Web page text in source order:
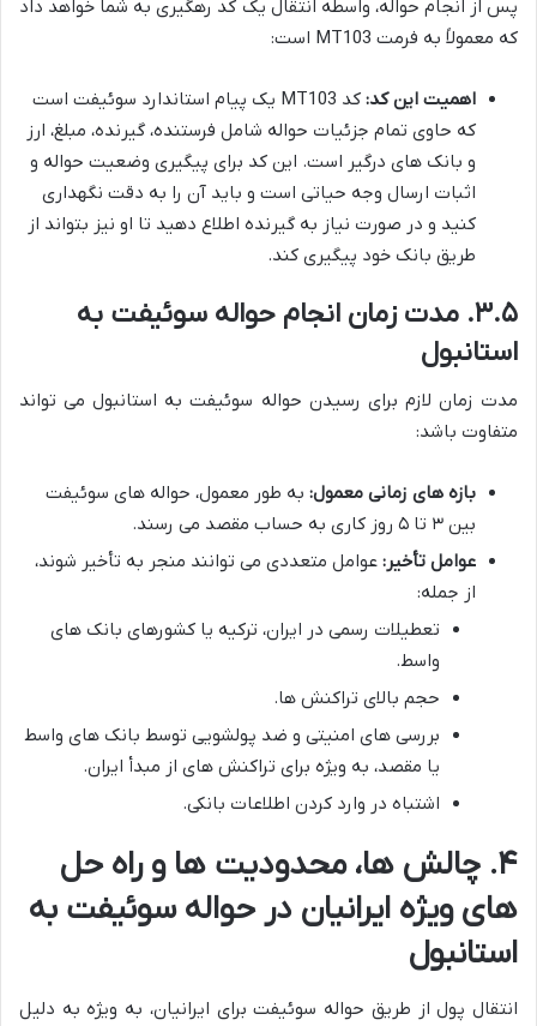
پس از انجام حواله، واسطه انتقال یک کد رهگیری به شما خواهد داد
که معمولاً به فرمت MT103 است:
اهمیت این کد:
کد MT103 یک پیام استاندارد سوئیفت است
که حاوی تمام جزئیات حواله شامل فرستنده، گیرنده، مبلغ، ارز
و بانک های درگیر است. این کد برای پیگیری وضعیت حواله و
اثبات ارسال وجه حیاتی است و باید آن را به دقت نگهداری
کنید و در صورت نیاز به گیرنده اطلاع دهید تا او نیز بتواند از
طریق بانک خود پیگیری کند.
۳.۵. مدت زمان انجام حواله سوئیفت به
استانبول
مدت زمان لازم برای رسیدن حواله سوئیفت به استانبول می تواند
متفاوت باشد:
بازه های زمانی معمول: به طور معمول، حواله های سوئیفت
بین ۳ تا ۵ روز کاری به حساب مقصد می رسند.
عوامل تأخیر: عوامل متعددی می توانند منجر به تأخیر شوند،
از جمله:
تعطیلات رسمی در ایران، ترکیه یا کشورهای بانک های
واسط.
حجم بالای تراکنش ها.
بررسی های امنیتی و ضد پولشویی توسط بانک های واسط
یا مقصد، به ویژه برای تراکنش های از مبدأ ایران.
اشتباه در وارد کردن اطلاعات بانکی.
۴. چالش ها، محدودیت ها و راه حل
های ویژه ایرانیان در حواله سوئیفت به
استانبول
انتقال پول از طریق حواله سوئیفت برای ایرانیان، به ویژه به دلیل